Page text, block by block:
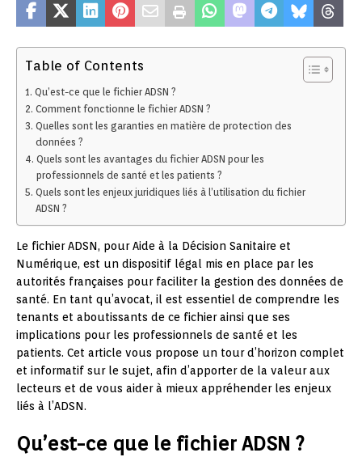
Table of Contents
Qu’est-ce que le fichier ADSN ?
Comment fonctionne le fichier ADSN ?
Quelles sont les garanties en matière de protection des
données ?
Quels sont les avantages du fichier ADSN pour les
professionnels de santé et les patients ?
Quels sont les enjeux juridiques liés à l’utilisation du fichier
ADSN ?
Le fichier ADSN, pour Aide à la Décision Sanitaire et
Numérique, est un dispositif légal mis en place par les
autorités françaises pour faciliter la gestion des données de
santé. En tant qu’avocat, il est essentiel de comprendre les
tenants et aboutissants de ce fichier ainsi que ses
implications pour les professionnels de santé et les
patients. Cet article vous propose un tour d’horizon complet
et informatif sur le sujet, afin d’apporter de la valeur aux
lecteurs et de vous aider à mieux appréhender les enjeux
liés à l’ADSN.
Qu’est-ce que le fichier ADSN ?